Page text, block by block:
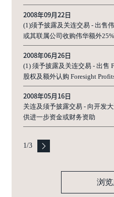
2008年09月22日
(1)须予披露及关连交易 - 出售
或其联属公司收购伟华额外
其联属公司出让额外股东贷款的期权 (2)可能持续关
提供担保及收取贷款担保费用
2008年06月26日
(1) 须予披露及关连交易 - 出售
股权及额外认购 Foresight
及 (2) 可能关连交易 - 为
提供担保
2008年05月16日
关连及须予披露交易 - 向开发
供进一步资金或财务资助
1/3
浏